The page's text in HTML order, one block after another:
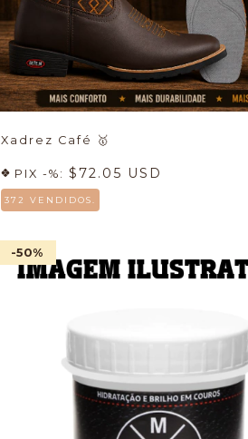
Xadrez Café 🥇
PIX -%: $72.05 USD
372 VENDIDOS.
-50%